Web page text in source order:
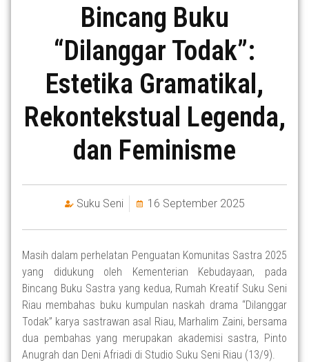
Bincang Buku
“Dilanggar Todak”:
Estetika Gramatikal,
Rekontekstual Legenda,
dan Feminisme
Suku Seni 16 September 2025
Masih dalam perhelatan Penguatan Komunitas Sastra 2025
yang didukung oleh Kementerian Kebudayaan, pada
Bincang Buku Sastra yang kedua, Rumah Kreatif Suku Seni
Riau membahas buku kumpulan naskah drama “Dilanggar
Todak” karya sastrawan asal Riau, Marhalim Zaini, bersama
dua pembahas yang merupakan akademisi sastra, Pinto
Anugrah dan Deni Afriadi di Studio Suku Seni Riau (13/9).